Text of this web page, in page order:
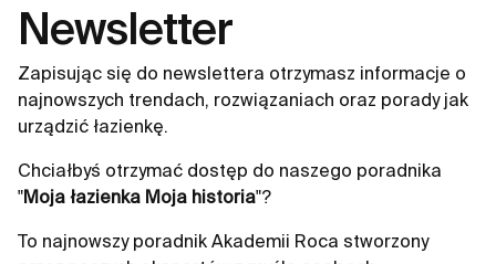
Newsletter
Zapisując się do newslettera otrzymasz informacje o
najnowszych trendach, rozwiązaniach oraz porady jak
urządzić łazienkę.
Chciałbyś otrzymać dostęp do naszego poradnika
"Moja łazienka Moja historia"?
To najnowszy poradnik Akademii Roca stworzony